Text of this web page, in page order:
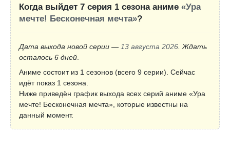
Когда выйдет 7 серия 1 сезона аниме «Ура
мечте! Бесконечная мечта»?
Дата выхода новой серии — 13 августа 2026 . Ждать
осталось 6 дней
Аниме состоит из 1 сезонов (всего 9 серии). Сейчас
идёт показ 1 сезона.
Ниже приведён график выхода всех серий аниме «Ура
мечте! Бесконечная мечта», которые известны на
данный момент.